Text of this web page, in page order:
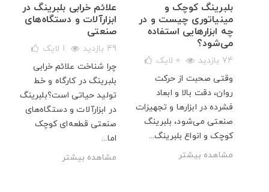
علائم خرابی بلبرینگ در
ابزارآلات و دستگاه‌های
صنعتی
49 بازدید 1 لایک
چرا شناخت علائم خرابی
بلبرینگ در کارگاه و خط
تولید حیاتی است؟بلبرینگ
در ابزارآلات و دستگاه‌های
صنعتی قطعه‌ای کوچک
اما...
مشاهده بیشتر
بلبرینگ کوچک و
مینیاتوری چیست و در
چه ابزارهایی استفاده
می‌شود؟
74 بازدید 0 لایک
وقتی صحبت از حرکت
روان، دقت بالا و ابعاد
فشرده در ابزارها و تجهیزات
صنعتی می‌شود، بلبرینگ
کوچک و انواع بلبرینگ...
مشاهده بیشتر